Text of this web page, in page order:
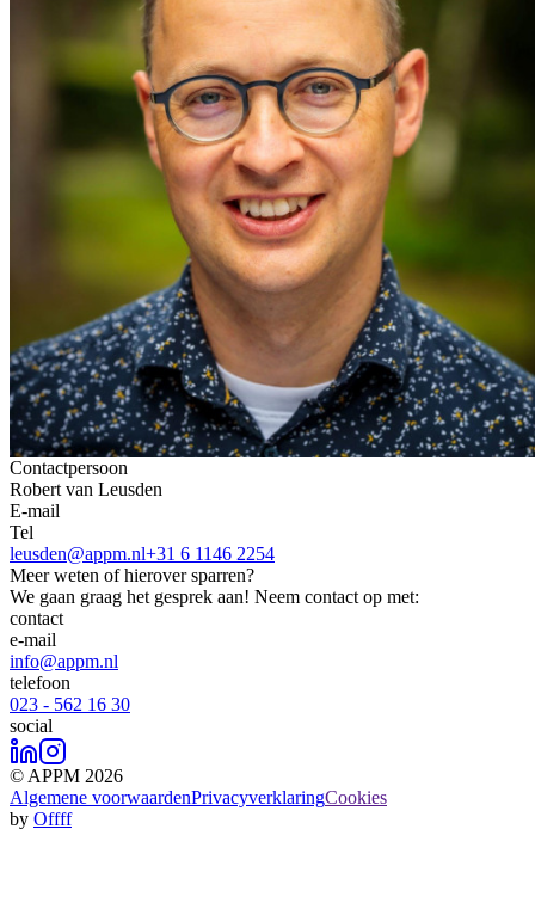
Contactpersoon
Robert van Leusden
E-mail
Tel
leusden@appm.nl+31 6 1146 2254
Meer weten of hierover sparren?
We gaan graag het gesprek aan! Neem contact op met:
contact
e-mail
info@appm.nl
telefoon
023 - 562 16 30
social
© APPM 2026
Algemene voorwaardenPrivacyverklaringCookies
by Offff